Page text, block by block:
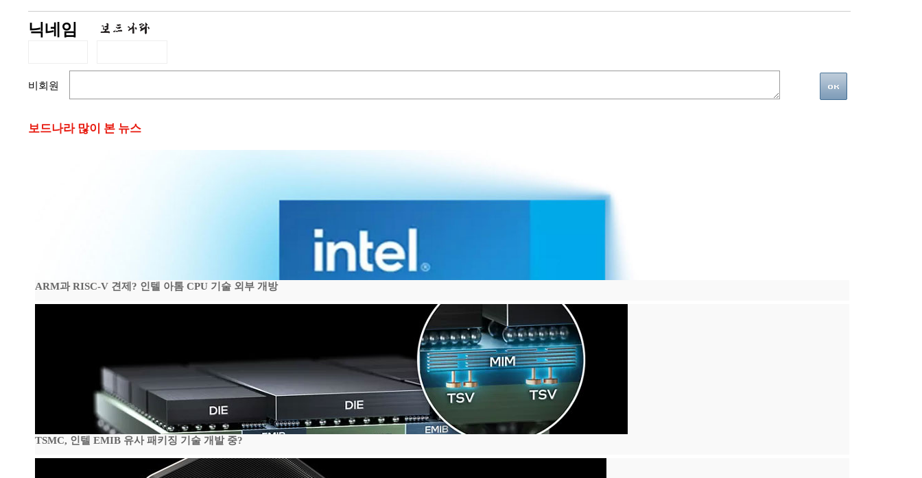
닉네임
비회원
보드나라 많이 본 뉴스
ARM과 RISC-V 견제? 인텔 아톰 CPU 기술 외부 개방
TSMC, 인텔 EMIB 유사 패키징 기술 개발 중?